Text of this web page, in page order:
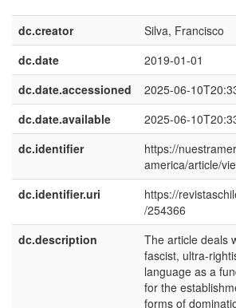
dc.creator
Silva, Francisco
dc.date
2019-01-01
dc.date.accessioned
2025-06-
dc.date.available
2025-06-
dc.identifier
https://
america/article/
dc.identifier.uri
https://
/254366
dc.description
The article deals
fascist, ultra-
language as a
for the
forms of